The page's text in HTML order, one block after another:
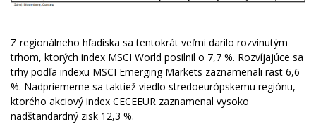
Z regionálneho hľadiska sa tentokrát veľmi darilo rozvinutým
trhom, ktorých index MSCI World posilnil o 7,7 %. Rozvíjajúce sa
trhy podľa indexu MSCI Emerging Markets zaznamenali rast 6,6
%. Nadpriemerne sa taktiež viedlo stredoeurópskemu regiónu,
ktorého akciový index CECEEUR zaznamenal vysoko
nadštandardný zisk 12,3 %.